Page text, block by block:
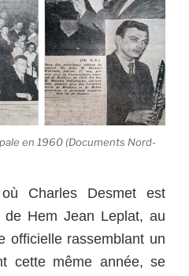
en 1960 (Documents Nord-
où Charles Desmet est
Hem Jean Leplat, au
officielle rassemblant un
cette même année, se